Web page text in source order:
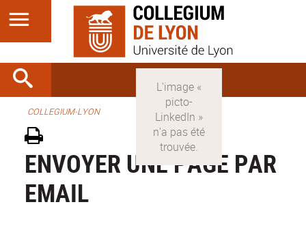
COLLEGIUM-LYON
ENVOYER UNE PAGE PAR
EMAIL